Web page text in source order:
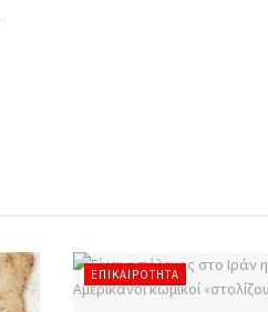
ΕΠΙΚΑΙΡΌΤΗΤΑ